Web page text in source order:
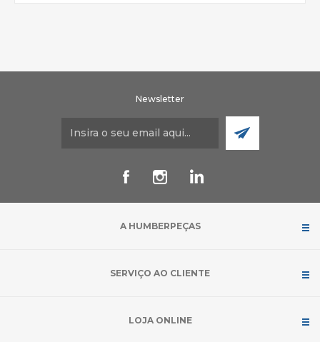
Newsletter
A HUMBERPEÇAS
SERVIÇO AO CLIENTE
LOJA ONLINE